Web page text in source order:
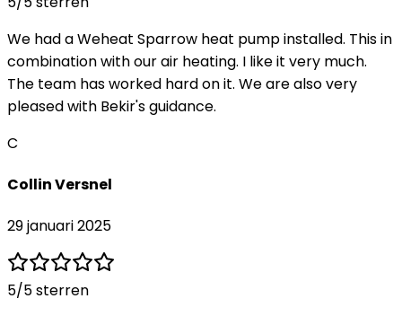
We had a Weheat Sparrow heat pump installed. This in
combination with our air heating. I like it very much.
The team has worked hard on it. We are also very
pleased with Bekir's guidance.
C
Collin Versnel
29 januari 2025
5/5 sterren